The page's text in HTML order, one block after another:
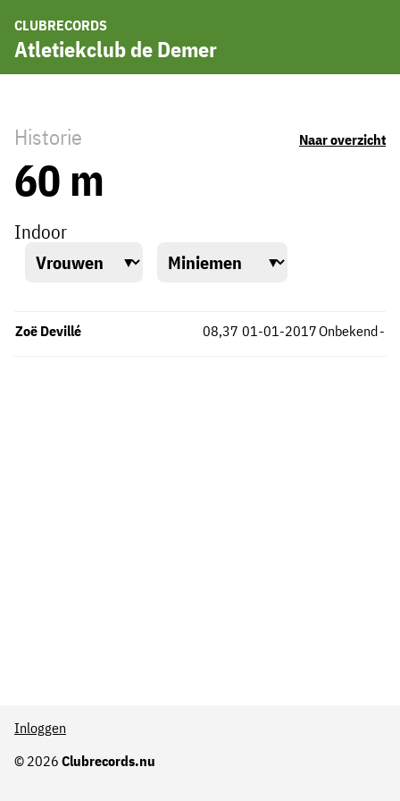
CLUBRECORDS
Atletiekclub de Demer
Historie Naar overzicht
60 m
Indoor
Zoë Devillé Onbekend
08,37 -
01-01-2017
© 2026 Clubrecords.nu
Inloggen